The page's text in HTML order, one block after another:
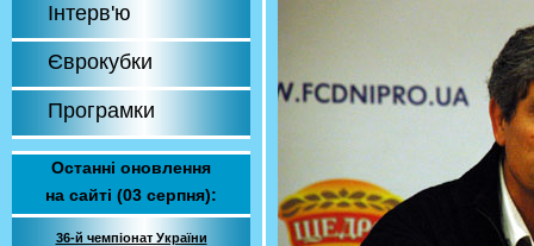
Інтерв'ю
Єврокубки
Програмки
Останні оновлення
на сайті (03 серпня):
36-й чемпіонат України